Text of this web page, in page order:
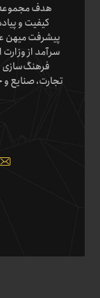
هدف مجموعه
کیفیت و
پیشرفت میهن
سرآمد از
فرهنگ‌سازی
تجارت، صنایع